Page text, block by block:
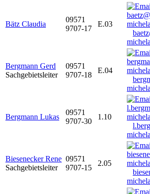
Bätz Claudia
09571
9707-17
E.03
Bergmann Gerd
Sachgebietsleiter
09571
9707-18
E.04
Bergmann Lukas
09571
9707-30
1.10
Biesenecker Rene
Sachgebietsleiter
09571
9707-15
2.05